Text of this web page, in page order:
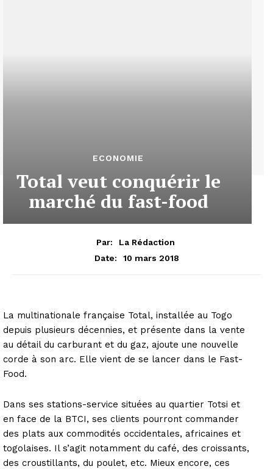
ECONOMIE
Total veut conquérir le
marché du fast-food
Par:
La Rédaction
Date:
10 mars 2018
La multinationale française Total, installée au Togo
depuis plusieurs décennies, et présente dans la vente
au détail du carburant et du gaz, ajoute une nouvelle
corde à son arc. Elle vient de se lancer dans le Fast-
Food.
Dans ses stations-service situées au quartier Totsi et
en face de la BTCI, ses clients pourront commander
des plats aux commodités occidentales, africaines et
togolaises. Il s’agit notamment du café, des croissants,
des croustillants, du poulet, etc. Mieux encore, ces